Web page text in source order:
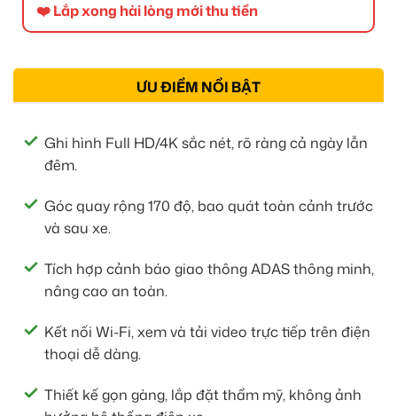
❤️ Lắp xong hài lòng mới thu tiền
ƯU ĐIỂM NỔI BẬT
Ghi hình Full HD/4K sắc nét, rõ ràng cả ngày lẫn
đêm.
Góc quay rộng 170 độ, bao quát toàn cảnh trước
và sau xe.
Tích hợp cảnh báo giao thông ADAS thông minh,
nâng cao an toàn.
Kết nối Wi-Fi, xem và tải video trực tiếp trên điện
thoại dễ dàng.
Thiết kế gọn gàng, lắp đặt thẩm mỹ, không ảnh